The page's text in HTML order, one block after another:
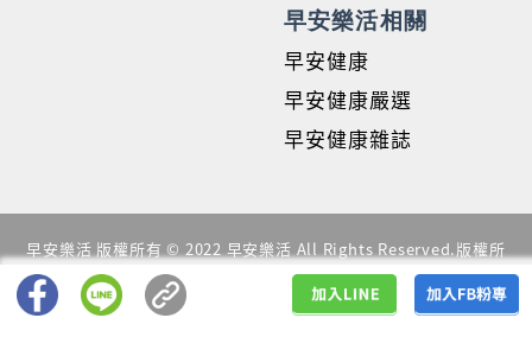
早安樂活相關
早安健康
早安健康嚴選
早安健康雜誌
早安樂活 版權所有 © 2022 早安樂活 All Rights Reserved.版權所
有，禁止擅自轉貼節錄
本服務由早安樂活提供。詳細說明